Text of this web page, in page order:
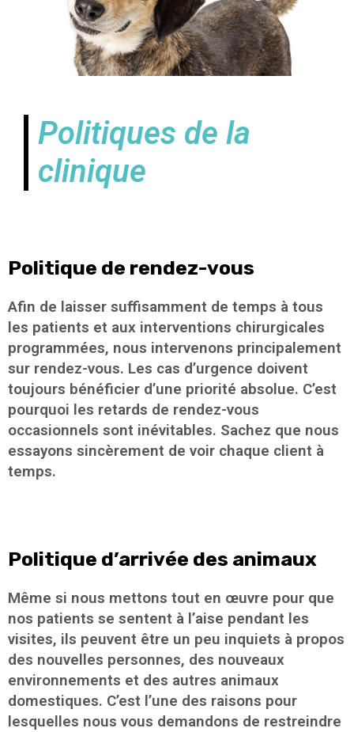
Politiques de la
clinique
Politique de rendez-vous
Afin de laisser suffisamment de temps à tous
les patients et aux interventions chirurgicales
programmées, nous intervenons principalement
sur rendez-vous. Les cas d’urgence doivent
toujours bénéficier d’une priorité absolue. C’est
pourquoi les retards de rendez-vous
occasionnels sont inévitables. Sachez que nous
essayons sincèrement de voir chaque client à
temps.
Politique d’arrivée des animaux
Même si nous mettons tout en œuvre pour que
nos patients se sentent à l’aise pendant les
visites, ils peuvent être un peu inquiets à propos
des nouvelles personnes, des nouveaux
environnements et des autres animaux
domestiques. C’est l’une des raisons pour
lesquelles nous vous demandons de restreindre